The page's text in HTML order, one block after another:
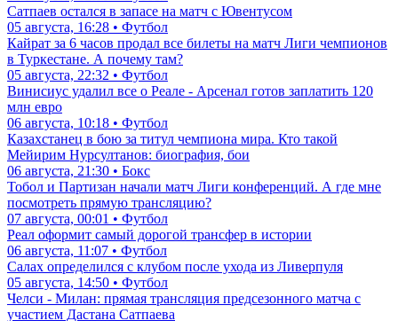
Сатпаев остался в запасе на матч с Ювентусом
05 августа, 16:28 • Футбол
Кайрат за 6 часов продал все билеты на матч Лиги чемпионов
в Туркестане. А почему там?
05 августа, 22:32 • Футбол
Винисиус удалил все о Реале - Арсенал готов заплатить 120
млн евро
06 августа, 10:18 • Футбол
Казахстанец в бою за титул чемпиона мира. Кто такой
Мейирим Нурсултанов: биография, бои
06 августа, 21:30 • Бокс
Тобол и Партизан начали матч Лиги конференций. А где мне
посмотреть прямую трансляцию?
07 августа, 00:01 • Футбол
Реал оформит самый дорогой трансфер в истории
06 августа, 11:07 • Футбол
Салах определился с клубом после ухода из Ливерпуля
05 августа, 14:50 • Футбол
Челси - Милан: прямая трансляция предсезонного матча с
участием Дастана Сатпаева